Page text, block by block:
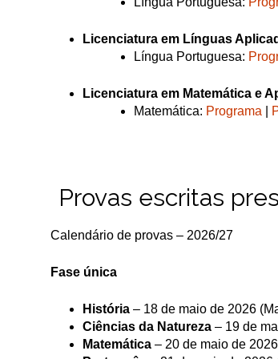
Licenciatura em Línguas
Língua Portuguesa:
Licenciatura em Matemática e
Matemática: Programa
Provas escritas
Calendário de provas – 2026/27
Fase única
História – 18 de maio de 2026
Ciências da Natureza – 19 de
Matemática – 20 de maio de